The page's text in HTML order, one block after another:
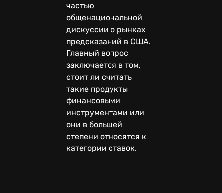
частью
общенациональной
дискуссии о рынках
предсказаний в США.
Главный вопрос
заключается в том,
стоит ли считать
такие продукты
финансовыми
инструментами или
они в большей
степени относятся к
категории ставок.